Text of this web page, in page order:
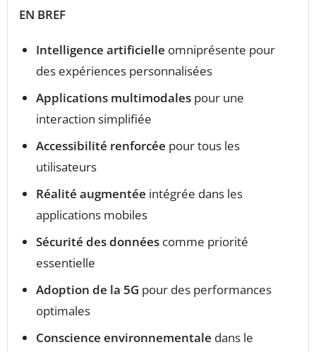
EN BREF
Intelligence artificielle omniprésente pour
des expériences personnalisées
Applications multimodales pour une
interaction simplifiée
Accessibilité renforcée pour tous les
utilisateurs
Réalité augmentée intégrée dans les
applications mobiles
Sécurité des données comme priorité
essentielle
Adoption de la 5G pour des performances
optimales
Conscience environnementale dans le